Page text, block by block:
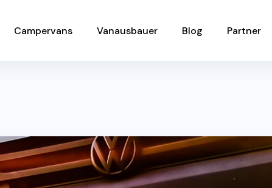
Campervans Vanausbauer Blog Partner